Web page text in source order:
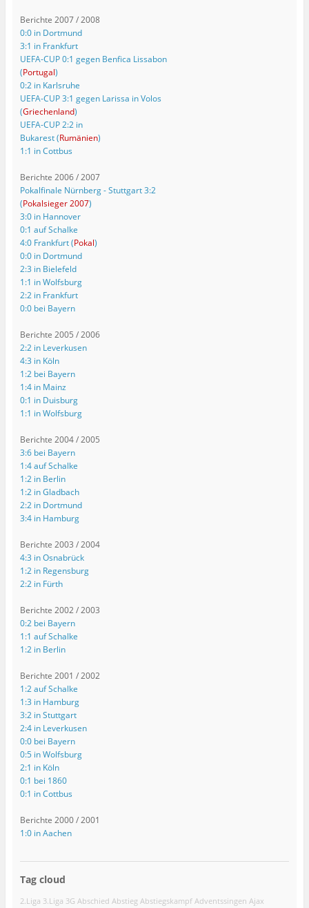
Berichte 2007 / 2008
0:0 in Dortmund
3:1 in Frankfurt
UEFA-CUP 0:1 gegen Benfica Lissabon
(Portugal)
0:2 in Karlsruhe
UEFA-CUP 3:1 gegen Larissa in Volos
(Griechenland)
UEFA-CUP 2:2 in
Bukarest (Rumänien)
1:1 in Cottbus
Berichte 2006 / 2007
Pokalfinale Nürnberg - Stuttgart 3:2
(Pokalsieger 2007)
3:0 in Hannover
0:1 auf Schalke
4:0 Frankfurt (Pokal)
0:0 in Dortmund
2:3 in Bielefeld
1:1 in Wolfsburg
2:2 in Frankfurt
0:0 bei Bayern
Berichte 2005 / 2006
2:2 in Leverkusen
4:3 in Köln
1:2 bei Bayern
1:4 in Mainz
0:1 in Duisburg
1:1 in Wolfsburg
Berichte 2004 / 2005
3:6 bei Bayern
1:4 auf Schalke
1:2 in Berlin
1:2 in Gladbach
2:2 in Dortmund
3:4 in Hamburg
Berichte 2003 / 2004
4:3 in Osnabrück
1:2 in Regensburg
2:2 in Fürth
Berichte 2002 / 2003
0:2 bei Bayern
1:1 auf Schalke
1:2 in Berlin
Berichte 2001 / 2002
1:2 auf Schalke
1:3 in Hamburg
3:2 in Stuttgart
2:4 in Leverkusen
0:0 bei Bayern
0:5 in Wolfsburg
2:1 in Köln
0:1 bei 1860
0:1 in Cottbus
Berichte 2000 / 2001
1:0 in Aachen
Tag cloud
2.Liga 3.Liga 3G Abschied Abstieg Abstiegskampf Adventssingen Ajax